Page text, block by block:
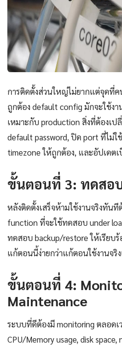
การติดตั้งส่วนใหญ่ไม่ยากแต่จุดที่
ถูกต้อง default config มักจะใช้ง
เหมาะกับ production สิ่งที่ต้องเ
default password, ปิด port ที่ไม่ใ
timezone ให้ถูกต้อง, และอัปเดต
ขั้นตอนที่ 3: ทดสอ
หลังติดตั้งเสร็จห้ามใช้งานจริงทั
function ที่จะใช้ทดสอบ under
ทดสอบ backup/restore ให้เรีย
แก้ตอนนี้ง่ายกว่าแก้ตอนใช้งานจริ
ขั้นตอนที่ 4:
Maintenance
ระบบที่ดีต้องมี monitoring ตลอดเ
CPU/Memory usage, disk